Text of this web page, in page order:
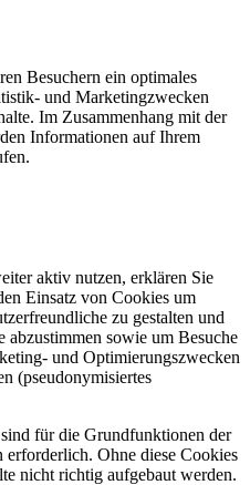
Besuchern ein optimales
und Marketingzwecken
Im Zusammenhang mit der
Informationen auf Ihrem
aktiv nutzen, erklären Sie
Einsatz von Cookies um
zu gestalten und
abzustimmen sowie um Besuche
und Optimierungszwecken
(pseudonymisiertes
für die Grundfunktionen der
Ohne diese Cookies
nicht richtig aufgebaut werden.